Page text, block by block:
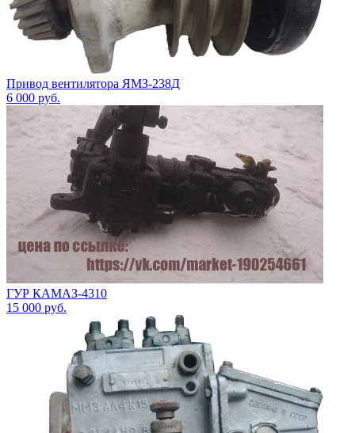
Привод вентилятора ЯМЗ-238Д
6 000 руб.
ГУР КАМАЗ-4310
15 000 руб.